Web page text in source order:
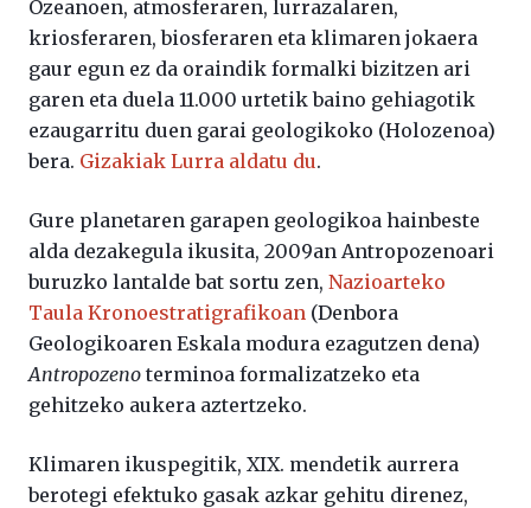
Ozeanoen, atmosferaren, lurrazalaren,
kriosferaren, biosferaren eta klimaren jokaera
gaur egun ez da oraindik formalki bizitzen ari
garen eta duela 11.000 urtetik baino gehiagotik
ezaugarritu duen garai geologikoko (Holozenoa)
bera. Gizakiak Lurra aldatu du.
Gure planetaren garapen geologikoa hainbeste
alda dezakegula ikusita, 2009an Antropozenoari
buruzko lantalde bat sortu zen, Nazioarteko
Taula Kronoestratigrafikoan (Denbora
Geologikoaren Eskala modura ezagutzen dena)
Antropozeno terminoa formalizatzeko eta
gehitzeko aukera aztertzeko.
Klimaren ikuspegitik, XIX. mendetik aurrera
berotegi efektuko gasak azkar gehitu direnez,